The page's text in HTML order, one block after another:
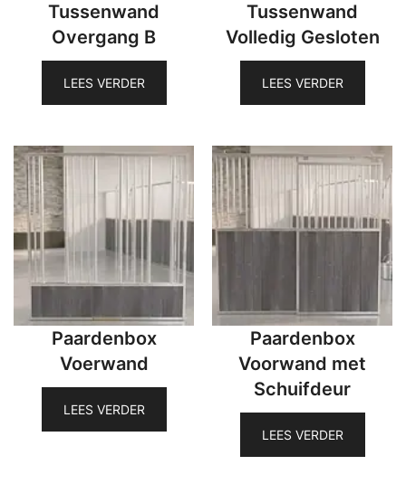
Tussenwand
Overgang B
LEES VERDER
Tussenwand
Volledig Gesloten
LEES VERDER
Paardenbox
Voerwand
LEES VERDER
Paardenbox
Voorwand met
Schuifdeur
LEES VERDER